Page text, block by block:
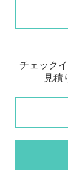
チェック
見積